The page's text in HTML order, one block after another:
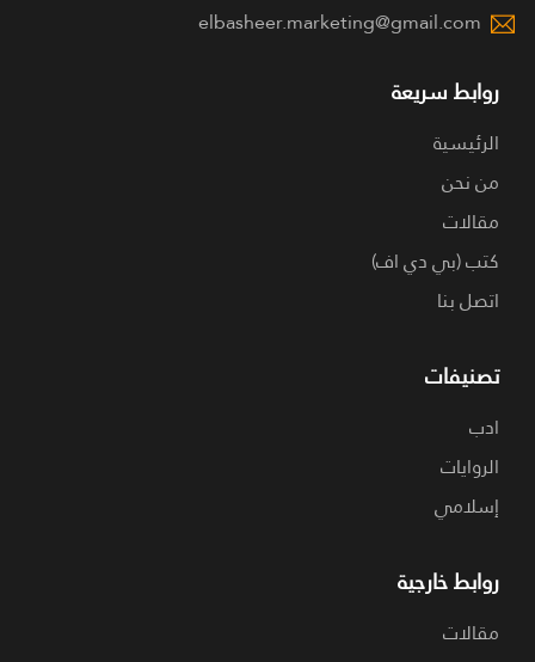
elbasheer.marketing@gmail.com
روابط سريعة
الرئيسية
من نحن
مقالات
كتب (بي دي اف)
اتصل بنا
تصنيفات
ادب
الروايات
إسلامي
روابط خارجية
مقالات